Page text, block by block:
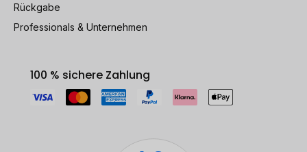
Rückgabe
Professionals & Unternehmen
100 % sichere Zahlung